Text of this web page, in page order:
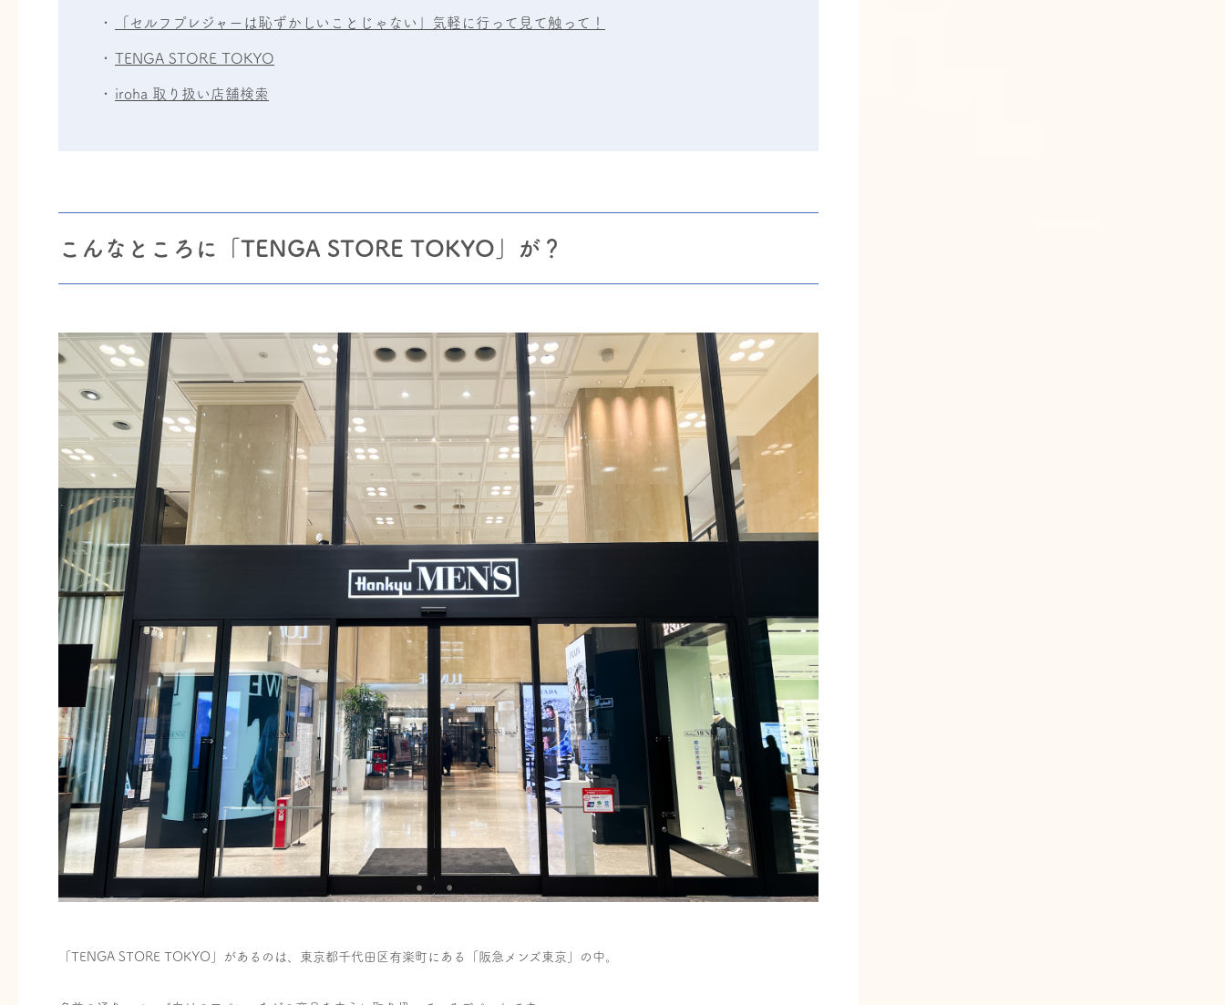
「セルフプレジャーは恥ずかしいことじゃない」気軽に行って見て触って！
TENGA STORE TOKYO
iroha 取り扱い店舗検索
こんなところに「TENGA STORE TOKYO」が？
「TENGA STORE TOKYO」があるのは、東京都千代田区有楽町にある「阪急メンズ東京」の中。